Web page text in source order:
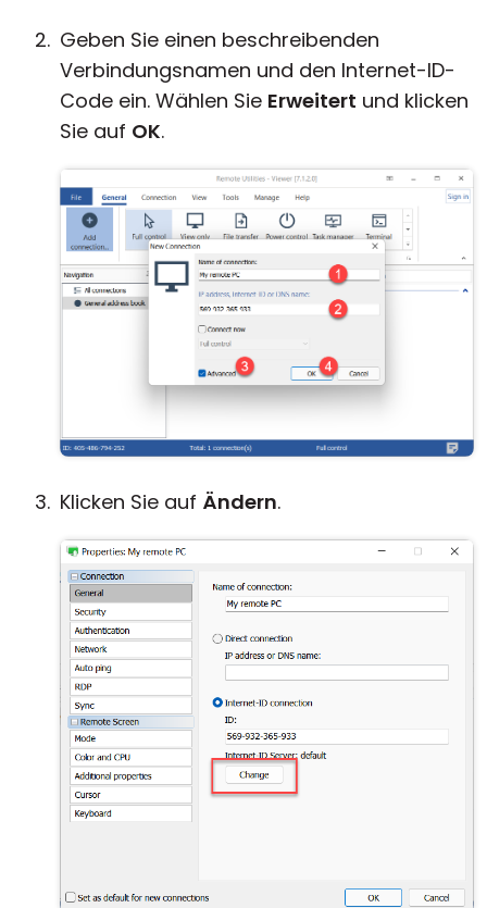
Geben Sie einen beschreibenden
Verbindungsnamen und den Internet-ID-
Code ein. Wählen Sie Erweitert und klicken
Sie auf OK.
Klicken Sie auf Ändern.